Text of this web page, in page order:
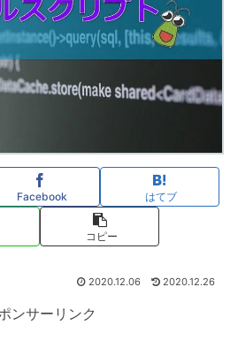
Facebook はてブ
コピー
2020.12.06 2020.12.26
ンサーリンク